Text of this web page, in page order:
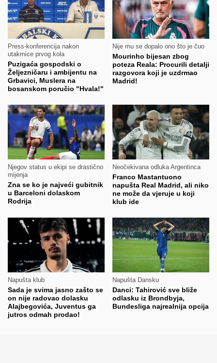
Press-konferencija nakon
utakmice prvog kola
Puzigaća gospodski o
Željezničaru i ambijentu na
Grbavici, Muslera na
bosanskom poručio "Hvala!"
Nije mu se dopalo ono što je čuo
Mourinho bijesan zbog
poteza Reala: Procurili detalji
razgovora koji je uzdrmao
Madrid!
Njegov status u ekipi se drastično
mijenja
Zna se ko je najveći gubitnik
u Barceloni dolaskom
Rodrija
Neočekivana odluka Argentinca
Franco Mastantuono
napušta Real Madrid, ali niko
ne može da vjeruje u koji
klub ide
Napušta klub
Sada je svima jasno zašto se
on nije radovao dolasku
Alajbegovića, Juventus ga
jutros odmah prodao!
Napušta Dansku
Danci: Tahirović sve bliže
odlasku iz Brondbyja,
Bundesliga najrealnija opcija